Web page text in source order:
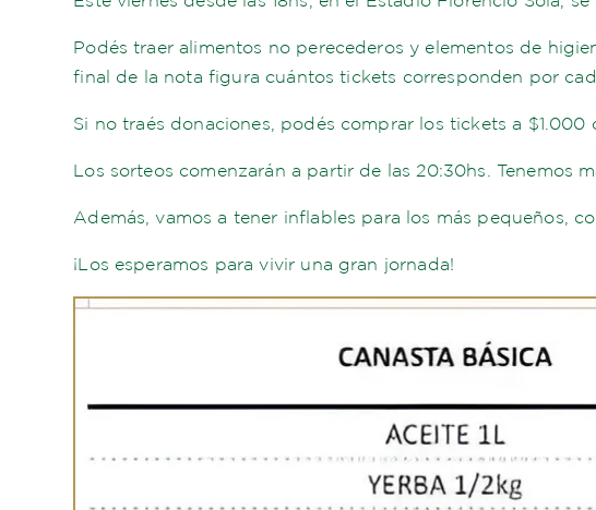
Podés traer alimentos no perecederos y elementos de
final de la nota figura cuántos tickets corresponden por
Si no traés donaciones, podés comprar los tickets a
Los sorteos comenzarán a partir de las 20:30hs. Tenemos
Además, vamos a tener inflables para los más pequeños,
¡Los esperamos para vivir una gran jornada!